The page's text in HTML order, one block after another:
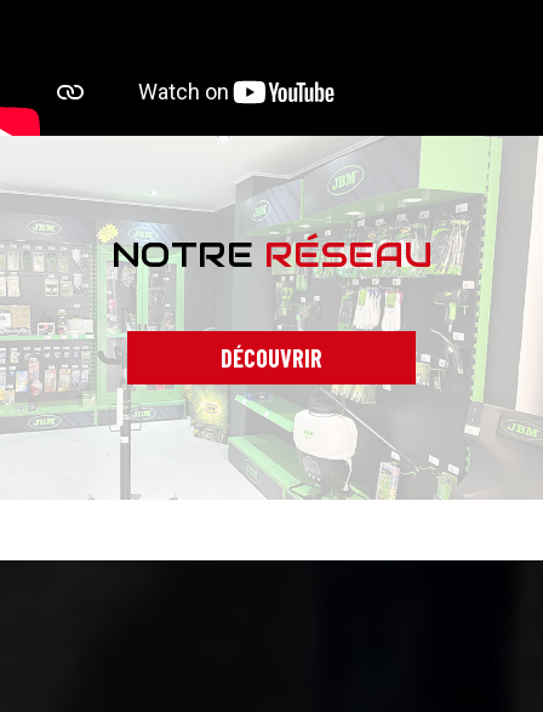
NOTRE RÉSEAU
DÉCOUVRIR